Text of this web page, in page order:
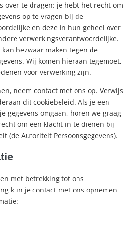
over te dragen: je hebt het recht om
op te vragen bij de
en deze in hun geheel over
verwerkingsverantwoordelijke.
bezwaar maken tegen de
Wij komen hieraan tegemoet,
voor verwerking zijn.
neem contact met ons op. Verwijs
dit cookiebeleid. Als je een
gegevens omgaan, horen we graag
om een klacht in te dienen bij
(de Autoriteit Persoonsgegevens).
met betrekking tot ons
kun je contact met ons opnemen